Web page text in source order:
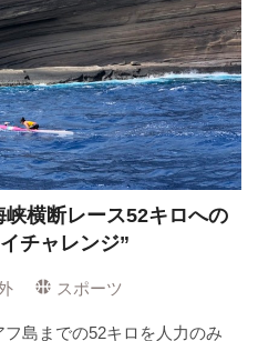
横断レース52キロへの
チャレンジ”
スポーツ
島までの52キロを人力のみ